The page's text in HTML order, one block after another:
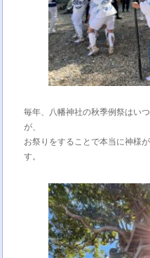
毎年、八幡神社の秋季例祭はい
が、
お祭りをすることで本当に神様
す。